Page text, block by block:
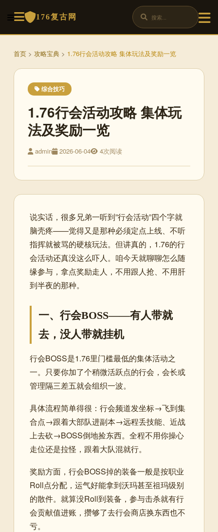
176复古网
首页 > 攻略宝典 > 1.76行会活动攻略 集体玩法及奖励一览
综合技巧
1.76行会活动攻略 集体玩
法及奖励一览
admin 2026-06-04 4次阅读
说实话，很多兄弟一听到”行会活动”四个字就
脑壳疼——觉得又是那种必须定点上线、不听
指挥就被骂的硬核玩法。但讲真的，1.76的行
会活动还真没这么吓人。咱今天就聊聊怎么随
缘参与，拿点奖励走人，不用跟人抢、不用肝
到半夜的那种。
一、行会BOSS——有人带就
去，没人带就挂机
行会BOSS是1.76里门槛最低的集体活动之
一。只要你加了个稍微活跃点的行会，会长或
管理隔三差五就会组织一波。
具体流程简单得很：行会频道发坐标→飞到集
合点→跟着大部队进副本→远程丢技能、近战
上去砍→BOSS倒地捡东西。全程不用你操心
走位还是拉怪，跟着大队混就行。
奖励方面，行会BOSS掉的装备一般是按职业
Roll点分配，运气好能拿到沃玛甚至祖玛级别
的散件。就算没Roll到装备，参与击杀就有行
会贡献值进账，攒够了去行会商店换东西也不
亏。